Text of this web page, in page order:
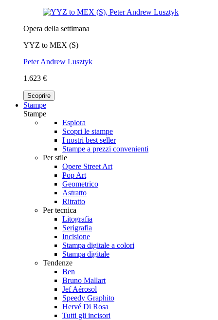
Opera della settimana
YYZ to MEX (S)
Peter Andrew Lusztyk
1.623 €
Scoprire
Stampe
Stampe
Esplora
Scopri le stampe
I nostri best seller
Stampe a prezzi convenienti
Per stile
Opere Street Art
Pop Art
Geometrico
Astratto
Ritratto
Per tecnica
Litografia
Serigrafia
Incisione
Stampa digitale a colori
Stampa digitale
Tendenze
Ben
Bruno Mallart
Jef Aérosol
Speedy Graphito
Hervé Di Rosa
Tutti gli incisori